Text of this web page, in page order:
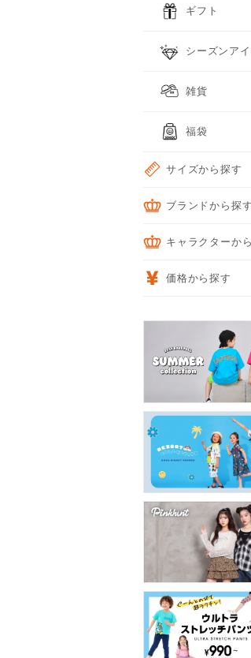
ギフト
シーズンア
雑貨
福袋
サイズから探す
ブランドから探す
キャラクターか
価格から探す